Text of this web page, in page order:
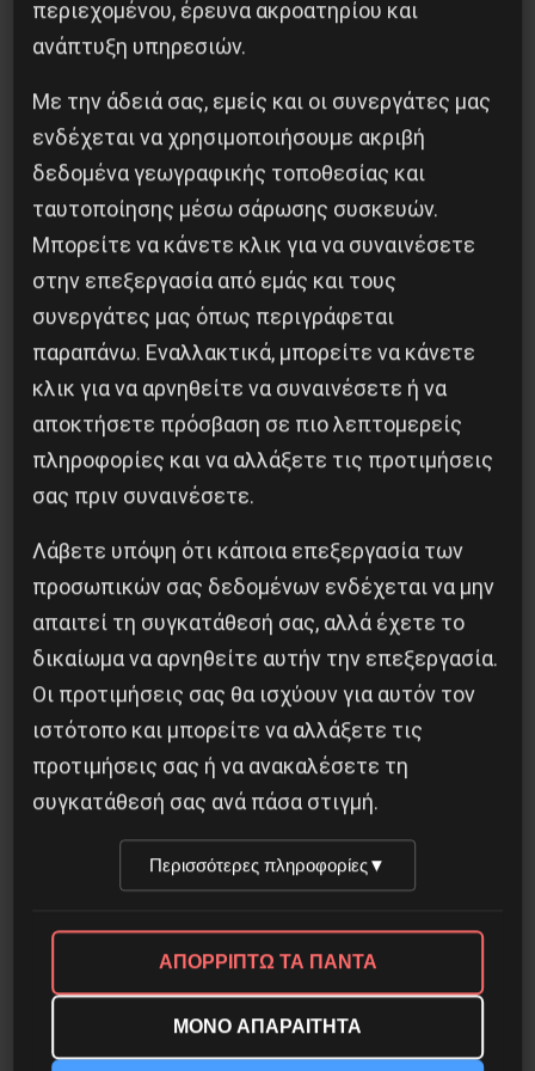
Besa, το νέο πολιτικό μανιφέστο του Ράμα
Διδάκτορας μαθηματικών στο Παρίσι ο
Αλέξανδρος Γιωτόπουλος
16 Ιουλίου 2021
περιεχομένου, έρευνα ακροατηρίου και
ανάπτυξη υπηρεσιών.
Με την άδειά σας, εμείς και οι συνεργάτες μας
ενδέχεται να χρησιμοποιήσουμε ακριβή
δεδομένα γεωγραφικής τοποθεσίας και
ταυτοποίησης μέσω σάρωσης συσκευών.
Μπορείτε να κάνετε κλικ για να συναινέσετε
στην επεξεργασία από εμάς και τους
συνεργάτες μας όπως περιγράφεται
παραπάνω. Εναλλακτικά, μπορείτε να κάνετε
κλικ για να αρνηθείτε να συναινέσετε ή να
αποκτήσετε πρόσβαση σε πιο λεπτομερείς
πληροφορίες και να αλλάξετε τις προτιμήσεις
σας πριν συναινέσετε.
Λάβετε υπόψη ότι κάποια επεξεργασία των
προσωπικών σας δεδομένων ενδέχεται να μην
απαιτεί τη συγκατάθεσή σας, αλλά έχετε το
δικαίωμα να αρνηθείτε αυτήν την επεξεργασία.
Οι προτιμήσεις σας θα ισχύουν για αυτόν τον
ιστότοπο και μπορείτε να αλλάξετε τις
προτιμήσεις σας ή να ανακαλέσετε τη
συγκατάθεσή σας ανά πάσα στιγμή.
Περισσότερες πληροφορίες▼
ΑΠΟΡΡΙΠΤΩ ΤΑ ΠΑΝΤΑ
ΜΟΝΟ ΑΠΑΡΑΙΤΗΤΑ